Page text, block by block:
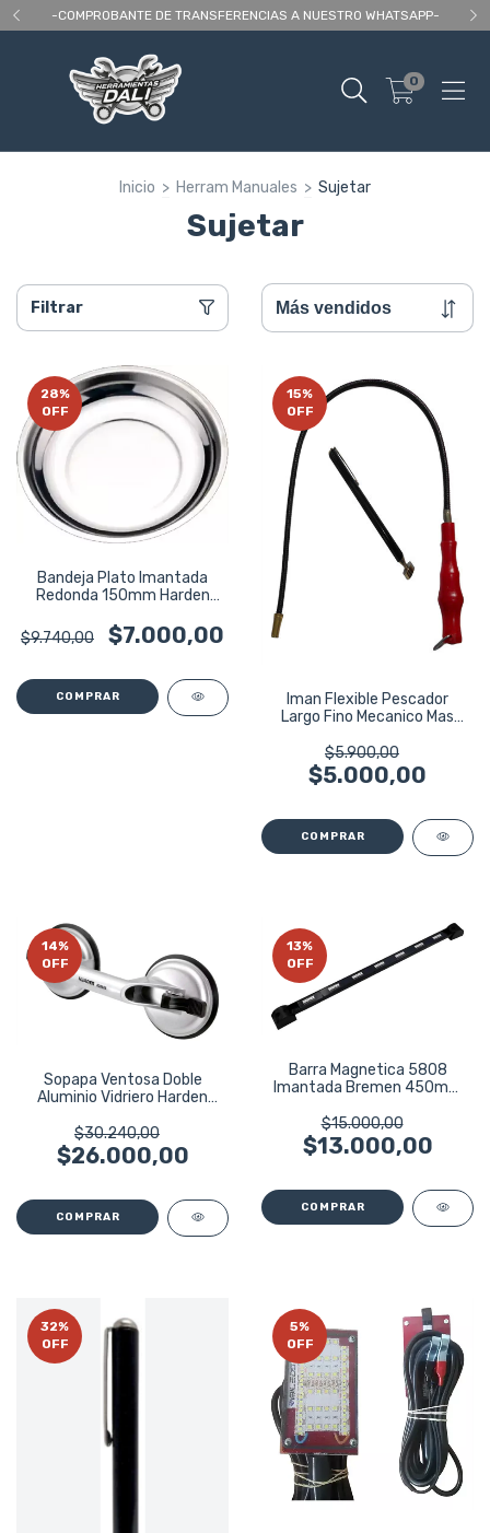
-COMPROBANTE DE TRANSFERENCIAS A NUESTRO WHATSAPP-
0
Inicio > Herram Manuales > Sujetar
Sujetar
Filtrar
28%
OFF
Bandeja Plato Imantada
Redonda 150mm Harden
$9.740,00
$7.000,00
15%
OFF
Iman Flexible Pescador
Largo Fino Mecanico Mas
$5.900,00
$5.000,00
14%
OFF
Sopapa Ventosa Doble
Aluminio Vidriero Harden
$30.240,00
$26.000,00
13%
OFF
Barra Magnetica 5808
Imantada Bremen 450mm
$15.000,00
$13.000,00
32%
OFF
5%
OFF